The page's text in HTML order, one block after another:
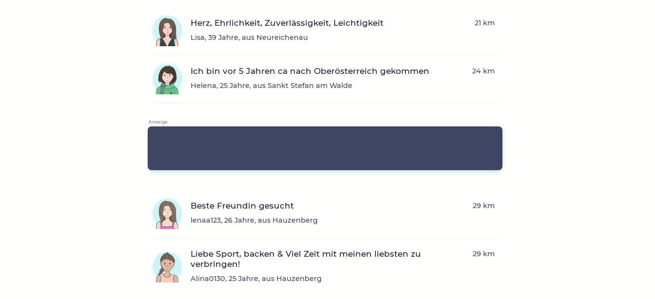
Herz, Ehrlichkeit, Zuverlässigkeit, Leichtigkeit
Lisa, 39 Jahre, aus Neureichenau
21 km
Ich bin vor 5 Jahren ca nach Oberösterreich gekommen
Helena, 25 Jahre, aus Sankt Stefan am Walde
24 km
Beste Freundin gesucht
lenaa123, 26 Jahre, aus Hauzenberg
29 km
Liebe Sport, backen & Viel Zeit mit meinen liebsten zu
verbringen!
Alina0130, 25 Jahre, aus Hauzenberg
29 km